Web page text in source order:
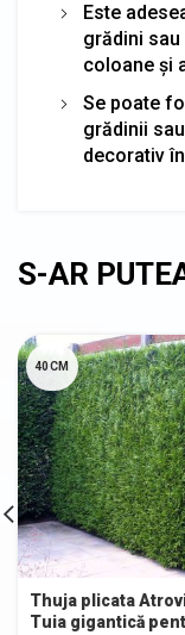
Este
grădini
coloane și
Se poate
grădinii
decorativ
40CM
Thuja plicata
Tuia gigantică